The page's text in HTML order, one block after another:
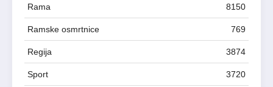
Rama 8150
Ramske osmrtnice 769
Regija 3874
Sport 3720